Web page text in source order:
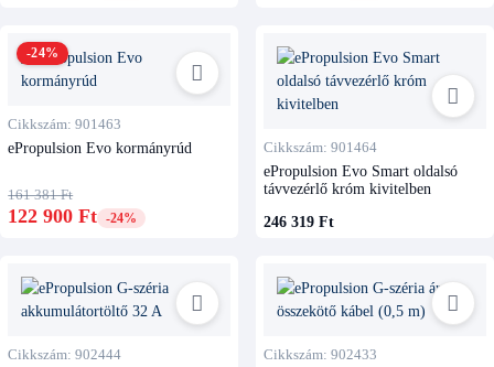
-24%
Cikkszám: 901463
ePropulsion Evo kormányrúd
161 381 Ft
122 900 Ft -24%
Cikkszám: 901464
ePropulsion Evo Smart oldalsó
távvezérlő króm kivitelben
246 319 Ft
Cikkszám: 902444 Cikkszám: 902433